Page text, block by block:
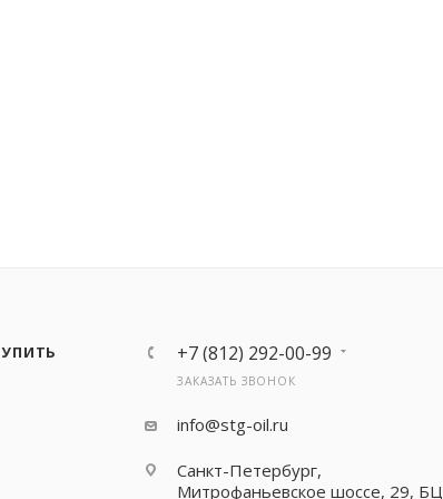
+7 (812) 292-00-99
ЗАКАЗАТЬ ЗВОНОК
info@stg-oil.ru
Санкт-Петербург,
Митрофаньевское шоссе, 29, БЦ